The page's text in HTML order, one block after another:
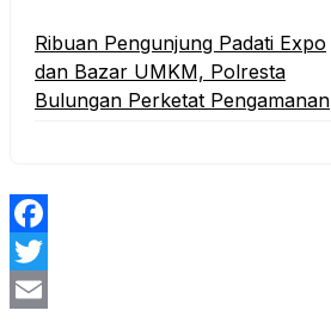
Ribuan Pengunjung Padati Expo
dan Bazar UMKM, Polresta
Bulungan Perketat Pengamanan
Facebook
Twitter